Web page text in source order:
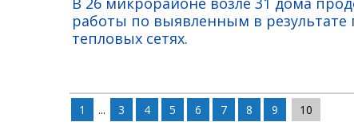
работы по выявленным в
тепловых сетях.
1 ... 3 4 5 6 7 8 9 10